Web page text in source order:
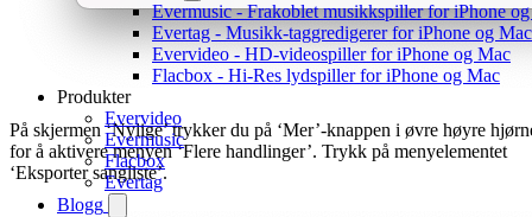
Evermusic - Frakoblet musikkspiller for iPhone
Evertag - Musikk-taggredigerer for iPhone og Mac
Evervideo - HD-videospiller for iPhone og Mac
Flacbox - Hi-Res lydspiller for iPhone og Mac
Produkter
Evervideo
Evermusic
Flacbox
Evertag
Blogg
På skjermen ‘Nylige’ trykker du på ‘Mer’-knappen i øvre høyre
for å aktivere menyen ‘Flere handlinger’. Trykk på menyelementet
‘Eksporter sangliste’.